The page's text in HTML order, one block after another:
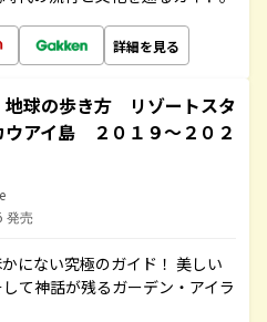
詳細を見る
球の歩き方 リゾートスタ
アイ島 ２０１９～２０２
発売
にない究極のガイド！ 美しい
て神話が残るガーデン・アイラ